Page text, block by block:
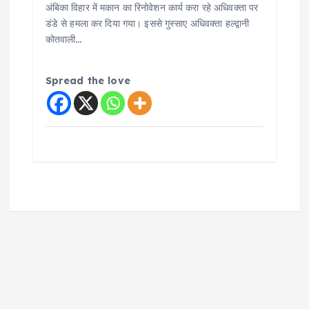
अंबिका विहार में मकान का रिनोवेशन कार्य करा रहे अधिवक्ता पर
डंडे से हमला कर दिया गया। इससे गुस्साए अधिवक्ता हल्द्वानी
कोतवाली…
Spread the love